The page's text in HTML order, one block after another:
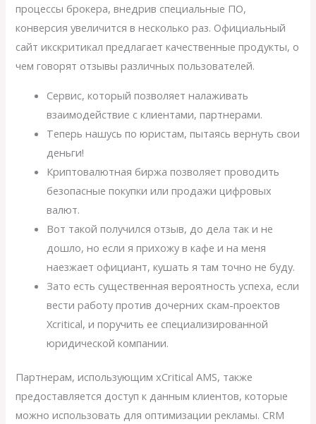
процессы брокера, внедрив специальные ПО,
конверсия увеличится в несколько раз. Официальный
сайт икскритикал предлагает качественные продукты, о
чем говорят отзывы различных пользователей.
Сервис, который позволяет налаживать
взаимодействие с клиентами, партнерами.
Теперь нашусь по юристам, пытаясь вернуть свои
деньги!
Криптовалютная биржа позволяет проводить
безопасные покупки или продажи цифровых
валют.
Вот такой получился отзыв, до дела так и не
дошло, но если я прихожу в кафе и на меня
наезжает официант, кушать я там точно не буду.
Зато есть существенная вероятность успеха, если
вести работу против дочерних скам-проектов
Xcritical, и поручить ее специализированной
юридической компании.
Партнерам, использующим xCritical AMS, также
предоставляется доступ к данным клиентов, которые
можно использовать для оптимизации рекламы. CRM